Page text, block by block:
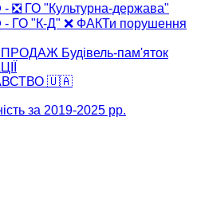
ГО "Культурна-держава"
ГО "К-Д" ❌ ФАКТи порушення
Будівель-пам'яток
🇺🇦
за 2019-2025 рр.